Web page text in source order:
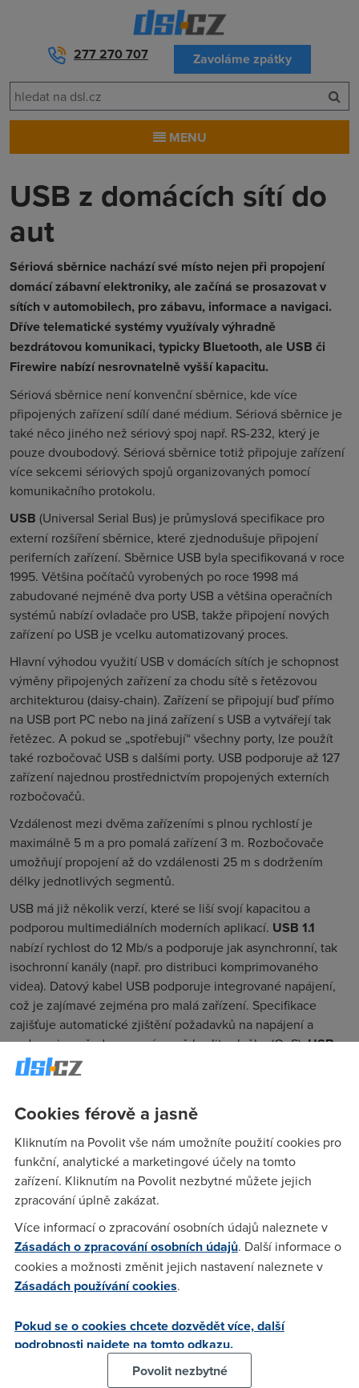
277 270 707 Zavoláme zpátky
MENU
USB z domácích sítí do
aut
Sériová sběrnice nachází své místo nejen při propojení
domácí zábavní elektroniky, ale začíná se prosazovat v
sítích v automobilech, pro zábavu, informace a navigaci.
Dříve telematické systémy využívaly výhradně
bezdrátovou komunikaci, typicky Bluetooth, ale USB či
Firewire nabízí nesrovnatelně vyšší kapacitu.
Sériová sběrnice není konvenční sběrnice, kde více
připojených zařízení sdílí dané médium. Sériová sběrnice je
také něco jiného než sériový spoj např. RS-232, který je
pouze dvoubodový. Sériová sběrnice totiž připojuje zařízení
více sekcemi sériových spojů organizovaných pomocí
komunikačního protokolu.
USB (Universal Serial Bus) je průmyslová specifikace pro
externí rozšíření sběrnice, které zjednodušuje připojení
periferních zařízení. Sběrnice USB byla specifikovaná v roce
1995. Většina počítačů vyrobených po roce 1998 má
zabudované nejméně dva porty USB a většina operačních
systémů nabízí ovladače pro USB, takže připojení nových
zařízení po USB je vcelku automatizovaný proces.
Hlavní výhodou využití USB v domácích sítích je schopnost
výměny připojených zařízení za chodu sítě s řetězovou
architekturou (daisy-chain). Zařízení se připojují buď přímo
na USB port PC nebo na jiná zařízení s USB a vytvářejí tak
řetězec. A pokud se „spotřebují“ všechny porty, lze použít
také rozbočovač USB s dalšími porty. USB podporuje až 127
zařízení najednou prostřednictvím propojených externích
rozbočovačů.
Vzdálenost mezi dvěma zařízeními s plnou rychlostí je
maximálně 5 m a pro pomalá zařízení 3 m. Rozbočovače
umožňují propojení až do vzdálenosti 25 m s dodržením
délky jednotlivých segmentů.
USB má již několik verzí, které se liší svojí kapacitou a
podporou multimediálních moderních aplikací. USB 1.1
nabízí rychlost do 12 Mb/s a podporuje jak asynchronní, tak
isochronní kanály (např. pro distribuci komprimovaného
videa). Datový kabel USB podporuje integrované napájení,
což je zajímavé zejména pro malá zařízení. Specifikace
zajišťuje automatické zjištění požadavků na napájení a
podporuje požadovanou úroveň kvality služby (QoS).USB
2.0nabízí kapacitu 460-480 Mb/s, takže ještě lépe vyhovuje
SkupinaWireless USB Promoter Group
rychlosti do 480 Mb/s v dosahu 3 metrů a s nižší
propustností s rostoucí vzdáleností (do 10 m). Bezdrátová
komunikace je založena na technologii UWB
ultrawideband), která jako jediná na vzdálenost několika
metrů je schopna nabídnout propustnost až v řádu Gb/s.
USB v automobilech
Mazda Motor Corp.vyvinula novou koncepci automobilu
funkcí vozu, ale nahrazuje dokonce klíček. USB klíčenka
totiž otevře auto a aktivuje veškeré vnitřní systémy. Ty řidič
následně může ovládat pomocí
joysticku
také slouží pro informace a zábavu: pro stahování informací,
Cookies férově a jasně
Kliknutím na Povolit vše nám umožníte použití cookies pro
funkční, analytické a marketingové účely na tomto
zařízení. Kliknutím na Povolit nezbytné můžete jejich
zpracování úplně zakázat.
Více informací o zpracování osobních údajů naleznete v
Zásadách o zpracování osobních údajů. Další informace o
cookies a možnosti změnit jejich nastavení naleznete v
Zásadách používání cookies.
Pokud se o cookies chcete dozvědět více, další
podrobnosti najdete na tomto odkazu.
Povolit nezbytné